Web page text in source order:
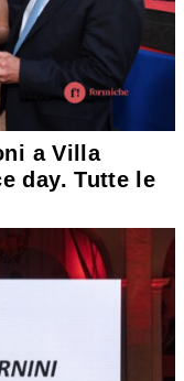
a Villa
day. Tutte le